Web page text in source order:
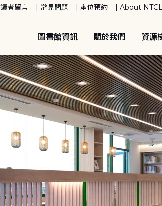
讀者留言 常見問題 座位預約 About NTCL
圖書館資訊 關於我們 資源